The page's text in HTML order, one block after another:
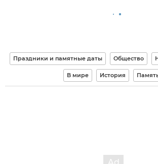
Праздники и памятные даты Общество
В мире История